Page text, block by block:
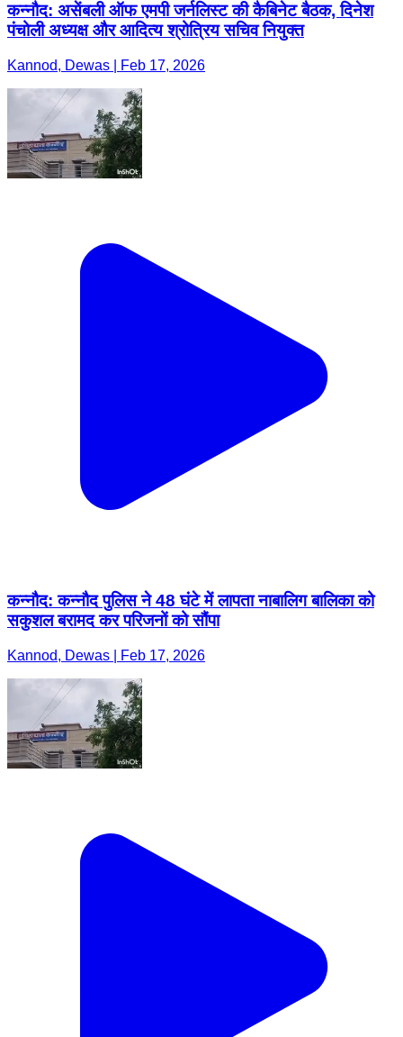
कन्नौद: असेंबली ऑफ एमपी जर्नलिस्ट की कैबिनेट बैठक, दिनेश
पंचोली अध्यक्ष और आदित्य श्रोत्रिय सचिव नियुक्त
Kannod, Dewas | Feb 17, 2026
कन्नौद: कन्नौद पुलिस ने 48 घंटे में लापता नाबालिग बालिका को
सकुशल बरामद कर परिजनों को सौंपा
Kannod, Dewas | Feb 17, 2026